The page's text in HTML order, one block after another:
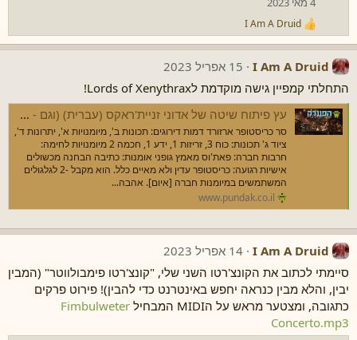
ר
ג
ש
ו
:
I Am A Druid
I Am A Druid
15 אפריל 2023
התחלתי קמפיין גישה מוקדמת לLords of Xenythrax!
עץ פיתוח שיטה של אדוני זניית'ראקס (עברית) (וגם - מחפש עורכים ומבקרים)
סר כריסטופר ארזורד דמות דירוגים: תכונות ב', מיומנויות א', יתרונות ד',
ציוד ג' תכונות: כוח 3, זריזות 1, ידע 1, חכמה 2 מיומנויות לחימה:
חרבות חברה: פאת'וס מאמץ גופני אומנות: כתיבה הבחנה מכשולים
אישיות רגועה: כריסטופר עדין ולא מאיים כלל. הוא מקבל -2 לגלגולים
המשתמשים במיומנות חברה [איום]. אהבה...
www.pundak.co.il
I Am A Druid 14 אפריל 2023
סיימתי לכתוב את הקונצ'רטו השני שלי, "קונצ'רטו פימבולווטר" (המבין
יבין, והלא מבין כנראה יחפש באינטרנט כדי להבין)! פירוט פרקים
כתגובה, ומצטער מראש על הMIDI המבחיל
Fimbulweter
Concerto.mp3